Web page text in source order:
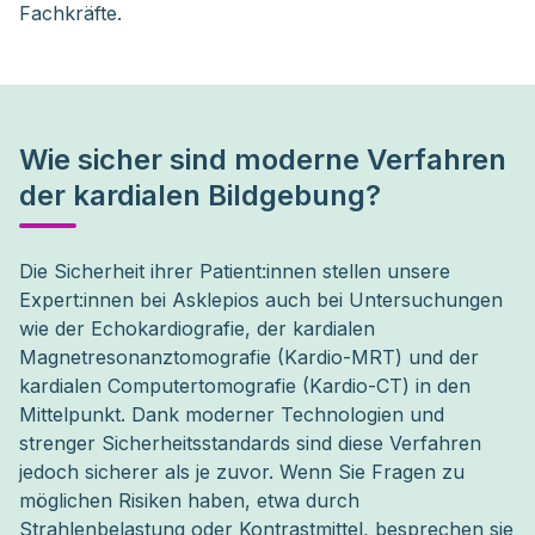
Fachkräfte.
Wie sicher sind moderne Verfahren
der kardialen Bildgebung?
Die Sicherheit ihrer Patient:innen stellen unsere
Expert:innen bei Asklepios auch bei Untersuchungen
wie der Echokardiografie, der kardialen
Magnetresonanztomografie (Kardio-MRT) und der
kardialen Computertomografie (Kardio-CT) in den
Mittelpunkt. Dank moderner Technologien und
strenger Sicherheitsstandards sind diese Verfahren
jedoch sicherer als je zuvor. Wenn Sie Fragen zu
möglichen Risiken haben, etwa durch
Strahlenbelastung oder Kontrastmittel, besprechen sie